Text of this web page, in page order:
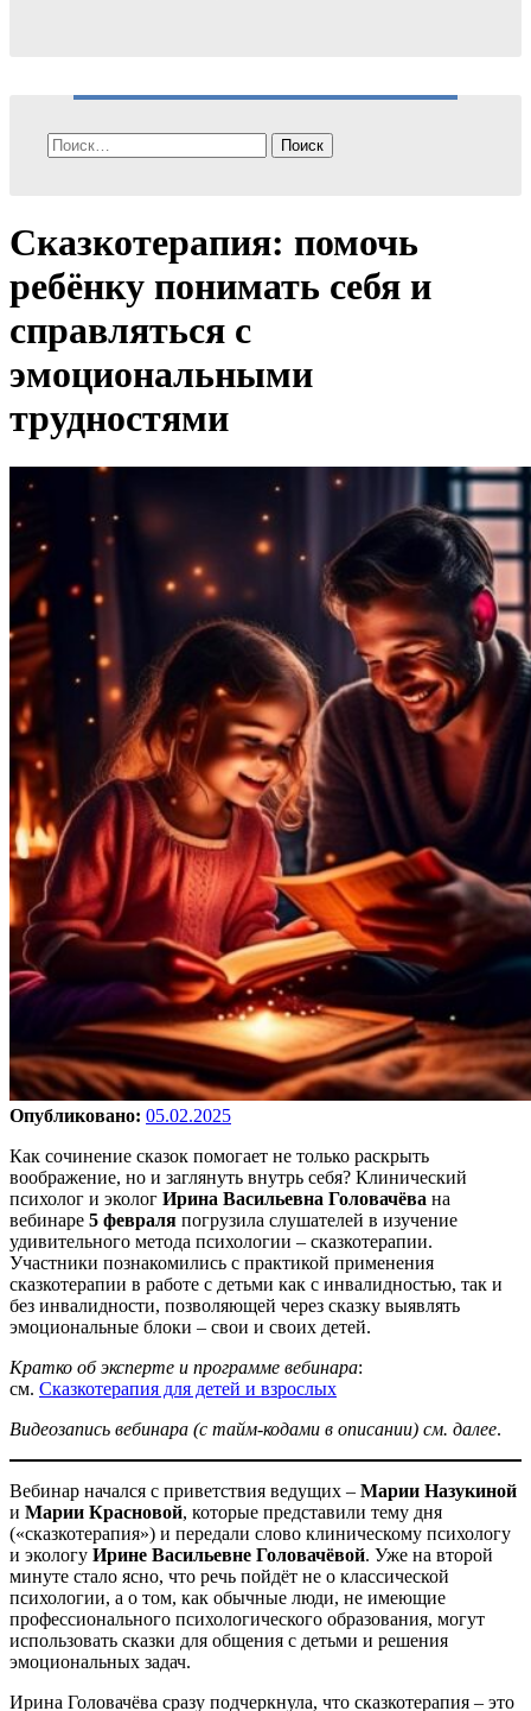
Найти:
Сказкотерапия: помочь
ребёнку понимать себя и
справляться с
эмоциональными
трудностями
Опубликовано: 05.02.2025
Как сочинение сказок помогает не только раскрыть
воображение, но и заглянуть внутрь себя? Клинический
психолог и эколог Ирина Васильевна Головачёва на
вебинаре 5 февраля погрузила слушателей в изучение
удивительного метода психологии – сказкотерапии.
Участники познакомились с практикой применения
сказкотерапии в работе с детьми как с инвалидностью, так и
без инвалидности, позволяющей через сказку выявлять
эмоциональные блоки – свои и своих детей.
Кратко об эксперте и программе вебинара:
см. Сказкотерапия для детей и взрослых
Видеозапись вебинара (с тайм-кодами в описании) см. далее.
Вебинар начался с приветствия ведущих – Марии Назукиной
и Марии Красновой, которые представили тему дня
(«сказкотерапия») и передали слово клиническому психологу
и экологу Ирине Васильевне Головачёвой. Уже на второй
минуте стало ясно, что речь пойдёт не о классической
психологии, а о том, как обычные люди, не имеющие
профессионального психологического образования, могут
использовать сказки для общения с детьми и решения
эмоциональных задач.
Ирина Головачёва сразу подчеркнула, что сказкотерапия – это